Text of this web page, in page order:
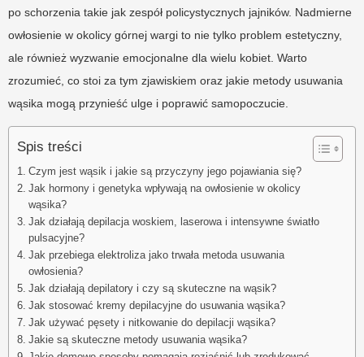
po schorzenia takie jak zespół policystycznych jajników. Nadmierne
owłosienie w okolicy górnej wargi to nie tylko problem estetyczny,
ale również wyzwanie emocjonalne dla wielu kobiet. Warto
zrozumieć, co stoi za tym zjawiskiem oraz jakie metody usuwania
wąsika mogą przynieść ulge i poprawić samopoczucie.
Spis treści
Czym jest wąsik i jakie są przyczyny jego pojawiania się?
Jak hormony i genetyka wpływają na owłosienie w okolicy
wąsika?
Jak działają depilacja woskiem, laserowa i intensywne światło
pulsacyjne?
Jak przebiega elektroliza jako trwała metoda usuwania
owłosienia?
Jak działają depilatory i czy są skuteczne na wąsik?
Jak stosować kremy depilacyjne do usuwania wąsika?
Jak używać pęsety i nitkowanie do depilacji wąsika?
Jakie są skuteczne metody usuwania wąsika?